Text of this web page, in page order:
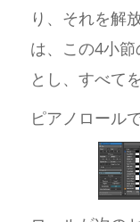
り、それを解
は、この4小
とし、すべて
ピアノロール